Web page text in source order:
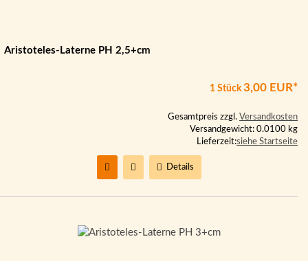
Aristoteles-Laterne PH 2,5+cm
1 Stück3,00 EUR*
Gesamtpreis zzgl. Versandkosten
Versandgewicht: 0.0100 kg
Lieferzeit:siehe Startseite
Details